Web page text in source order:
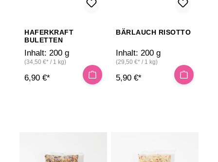
HAFERKRAFT
BULETTEN
Inhalt: 200 g
(34,50 €* / 1 kg)
6,90 €*
BÄRLAUCH RISOTTO
Inhalt: 200 g
(29,50 €* / 1 kg)
5,90 €*